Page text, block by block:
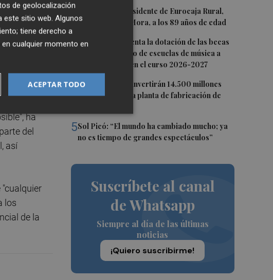
2
Fallece el expresidente de Eurocaja Rural,
Andrés Gómez Mora, a los 89 años de edad
3 CaixaBank aumenta la dotación de las becas
para el alumnado de escuelas de música a
275.000 euros en el curso 2026-2027
4Tesla y SpaceX invertirán 14.500 millones
para construir la planta de fabricación de
5Sol Picó: “El mundo ha cambiado mucho; ya
no es tiempo de grandes espectáculos”
Suscríbete al canal
de Whatsapp
Siempre al día de las últimas
noticias
¡Quiero suscribirme!
App y
por
ha
del
así
"cualquier
los
de la
de geolocalización
este sitio web. Algunos
tiene derecho a
cualquier momento en
ACEPTAR TODO